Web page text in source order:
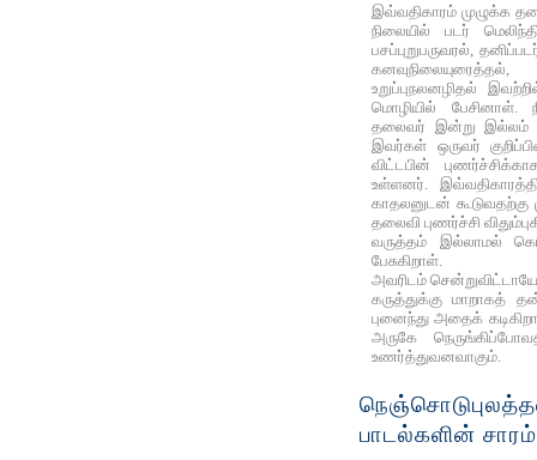
இவ்வதிகாரம் முழுக்க
நிலையில் படர்
பசப்புறுபருவரல்,
உறுப்புநலனழிதல்
மொழியில் பேசினாள்.
தலைவர் இன்று இல்லம்
இவர்கள் ஒருவர்
விட்டபின்
உள்ளனர்.
காதலனுடன் கூடுவதற்கு
தலைவி புணர்ச்சி
வருத்தம் இல்லாமல்
பேசுகிறாள்.
அவரிடம்
கருத்துக்கு மாறாகத்
புனைந்து அதைக்
அருகே
உணர்த்துவனவாகும்.
பாடல்களின் சாரம்